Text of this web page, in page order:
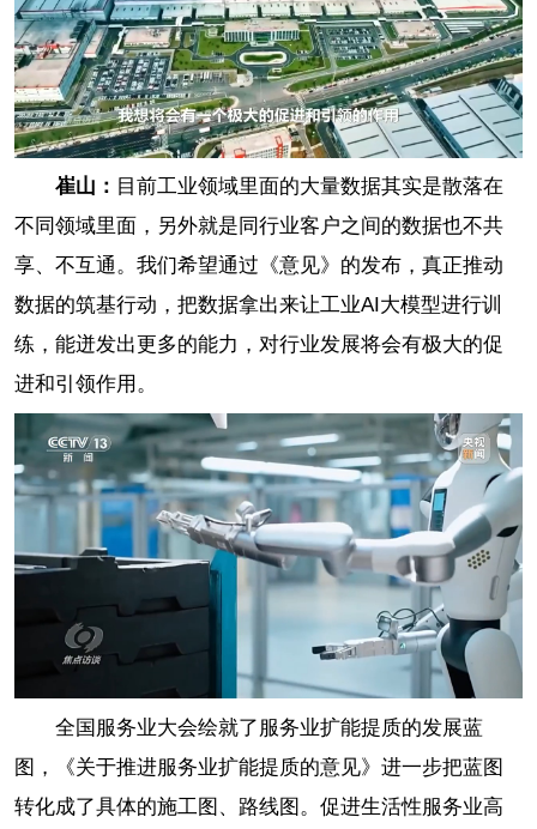
崔山： 目前工业领域里面的大量数据其实是散落在
不同领域里面，另外就是同行业客户之间的数据也不共
享、不互通。我们希望通过《意见》的发布，真正推动
数据的筑基行动，把数据拿出来让工业AI大模型进行训
练，能迸发出更多的能力，对行业发展将会有极大的促
进和引领作用。
全国服务业大会绘就了服务业扩能提质的发展蓝
图，《关于推进服务业扩能提质的意见》进一步把蓝图
转化成了具体的施工图、路线图。促进生活性服务业高